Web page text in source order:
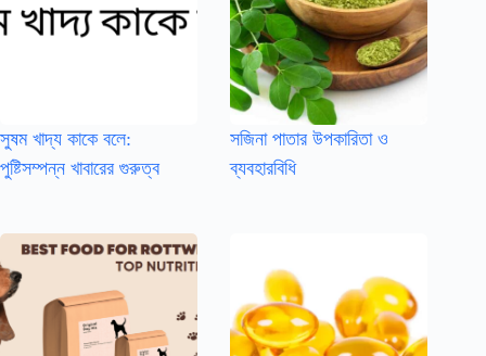
সুষম খাদ্য কাকে বলে:
পুষ্টিসম্পন্ন খাবারের গুরুত্ব
সজিনা পাতার উপকারিতা ও
ব্যবহারবিধি